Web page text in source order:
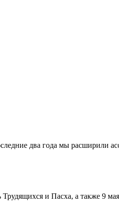
два года мы расширили
и Пасха, а также 9